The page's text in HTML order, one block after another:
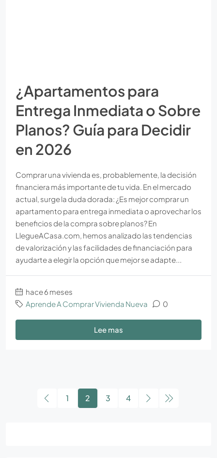
¿Apartamentos para
Entrega Inmediata o Sobre
Planos? Guía para Decidir
en 2026
Comprar una vivienda es, probablemente, la decisión
financiera más importante de tu vida. En el mercado
actual, surge la duda dorada: ¿Es mejor comprar un
apartamento para entrega inmediata o aprovechar los
beneficios de la compra sobre planos? En
LlegueACasa.com, hemos analizado las tendencias
de valorización y las facilidades de financiación para
ayudarte a elegir la opción que mejor se adapte...
hace 6 meses
Aprende A Comprar Vivienda Nueva
0
Lee mas
1 2 3 4